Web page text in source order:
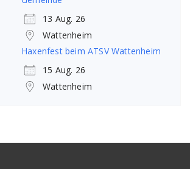
13 Aug. 26
Wattenheim
Haxenfest beim ATSV Wattenheim
15 Aug. 26
Wattenheim